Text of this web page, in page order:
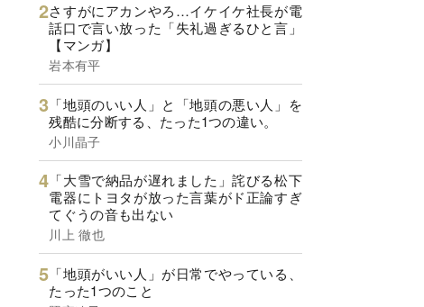
さすがにアカンやろ…イケイケ社長が電
話口で言い放った「失礼過ぎるひと言」
【マンガ】
岩本有平
「地頭のいい人」と「地頭の悪い人」を
残酷に分断する、たった1つの違い。
小川晶子
「大雪で納品が遅れました」詫びる松下
電器にトヨタが放った言葉がド正論すぎ
てぐうの音も出ない
川上 徹也
「地頭がいい人」が日常でやっている、
たった1つのこと